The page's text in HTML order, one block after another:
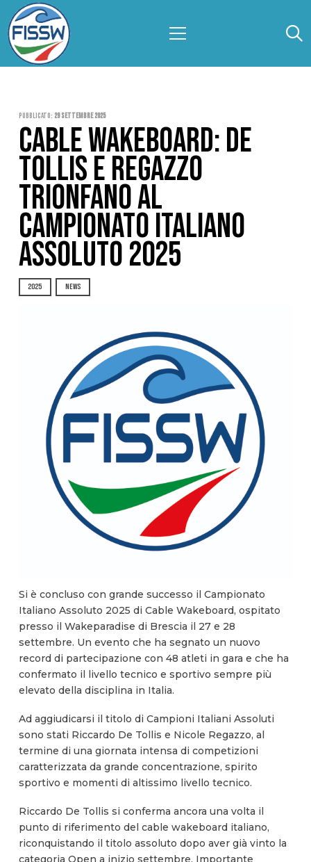
Pubblicato: 29 Settembre 2025
CABLE WAKEBOARD: DE
TOLLIS E REGAZZO
TRIONFANO AL
CAMPIONATO ITALIANO
ASSOLUTO 2025
2025 NEWS
Si è concluso con grande successo il Campionato
Italiano Assoluto 2025 di Cable Wakeboard, ospitato
presso il Wakeparadise di Brescia il 27 e 28
settembre. Un evento che ha segnato un nuovo
record di partecipazione con 48 atleti in gara e che ha
confermato il livello tecnico e sportivo sempre più
elevato della disciplina in Italia.
Ad aggiudicarsi il titolo di Campioni Italiani Assoluti
sono stati Riccardo De Tollis e Nicole Regazzo, al
termine di una giornata intensa di competizioni
caratterizzata da grande concentrazione, spirito
sportivo e momenti di altissimo livello tecnico.
Riccardo De Tollis si conferma ancora una volta il
punto di riferimento del cable wakeboard italiano,
riconquistando il titolo assoluto dopo aver già vinto la
categoria Open a inizio settembre. Importante